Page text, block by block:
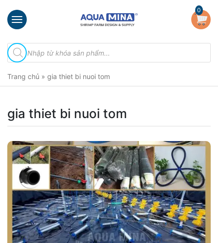
×
chủ
thiệu
phẩm
Đầu
Vi
Bọt
Ventek
Hướng
dẫn
lắp
đặt
0
Tìm
kiếm
sản
Trang chủ » gia thiet bi nuoi tom
gia thiet bi nuoi tom